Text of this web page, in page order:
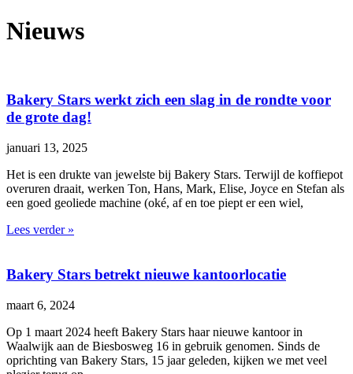
Nieuws
Bakery Stars werkt zich een slag in de rondte voor
de grote dag!
januari 13, 2025
Het is een drukte van jewelste bij Bakery Stars. Terwijl de koffiepot
overuren draait, werken Ton, Hans, Mark, Elise, Joyce en Stefan als
een goed geoliede machine (oké, af en toe piept er een wiel,
Lees verder »
Bakery Stars betrekt nieuwe kantoorlocatie
maart 6, 2024
Op 1 maart 2024 heeft Bakery Stars haar nieuwe kantoor in
Waalwijk aan de Biesbosweg 16 in gebruik genomen. Sinds de
oprichting van Bakery Stars, 15 jaar geleden, kijken we met veel